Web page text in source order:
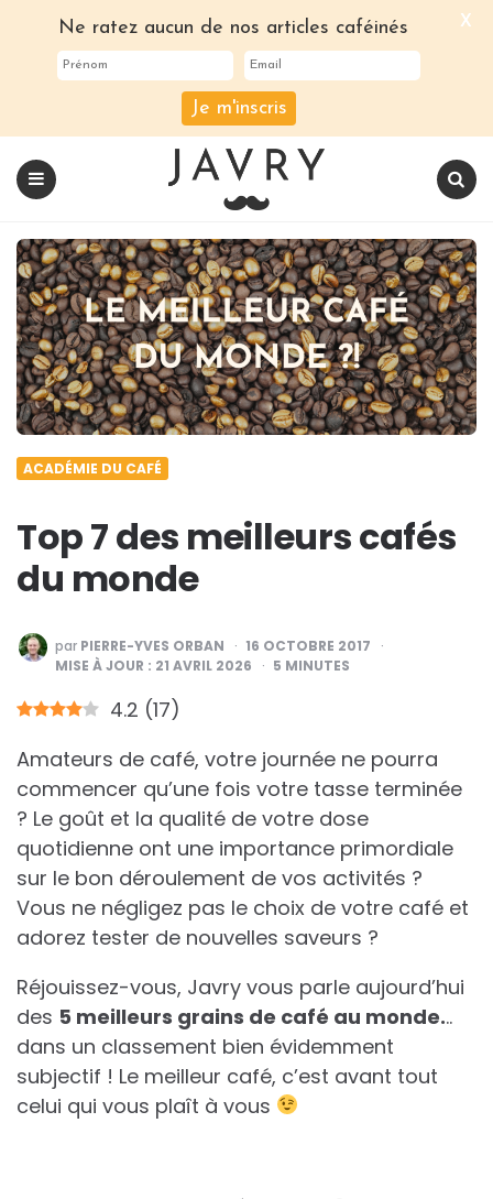
Le
blog
Javry
Coffee
ACADÉMIE DU CAFÉ
Top 7 des meilleurs cafés
du monde
PUBLIÉ
PAR
par PIERRE-YVES ORBAN
16 OCTOBRE 2017
MISE À JOUR : 21 AVRIL 2026 5 MINUTES
4.2 (17)
Amateurs de café, votre journée ne pourra
commencer qu’une fois votre tasse terminée
? Le goût et la qualité de votre dose
quotidienne ont une importance primordiale
sur le bon déroulement de vos activités ?
Vous ne négligez pas le choix de votre café et
adorez tester de nouvelles saveurs ?
Réjouissez-vous, Javry vous parle aujourd’hui
des 5 meilleurs grains de café au monde...
dans un classement bien évidemment
subjectif ! Le meilleur café, c’est avant tout
celui qui vous plaît à vous
Ne ratez aucun de nos articles caféinés
Je m'inscris
X